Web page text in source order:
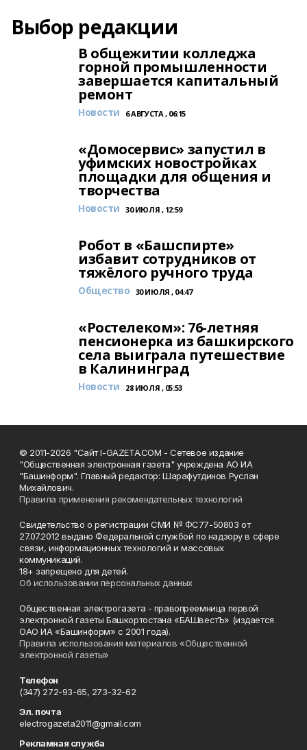
Выбор редакции
В общежитии колледжа
горной промышленности
завершается капитальный
ремонт
Новости 6 АВГУСТА , 06:15
«Домосервис» запустил в
уфимских новостройках
площадки для общения и
творчества
Новости 30 ИЮЛЯ , 12:59
Робот в «Башспирте»
избавит сотрудников от
тяжёлого ручного труда
Общество 30 ИЮЛЯ , 04:47
«Ростелеком»: 76-летняя
пенсионерка из башкирского
села выиграла путешествие
в Калининград
Новости 28 ИЮЛЯ , 05:53
© 2011-2026 "Сайт I-GAZETA.COM - Сетевое издание
"Общественная электронная газета" учреждена АО ИА
"Башинформ". Главный редактор: Шарафутдинов Руслан
Михайлович.
Правила применения рекомендательных технологий
Свидетельство о регистрации СМИ № ФС77-50803 от
27.07.2012 выдано Федеральной службой по надзору в сфере
связи, информационных технологий и массовых
коммуникаций.
18+ запрещено для детей.
Об использовании персональных данных
Общественная электрогазета - правопреемница первой
электронной газеты Башкортостана «БАШвестЪ» (издается
ОАО ИА «Башинформ» с 2001 года).
Правила использования материалов «Общественной
электронной газеты»
Телефон
(347) 272-93-65, 273-32-62
Эл. почта
electrogazeta2011@gmail.com
Рекламная служба